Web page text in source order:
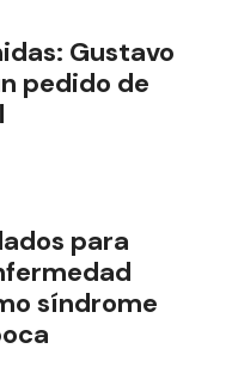
Gustavo
pedido de
para
síndrome